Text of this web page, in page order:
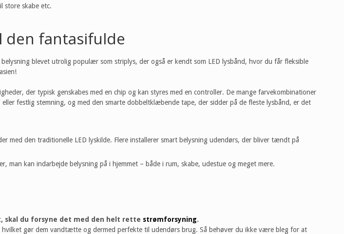
store skabe etc.
den fantasifulde
blevet utrolig populær som striplys, der også er kendt som LED lysbånd, hvor du får fleksible
der typisk genskabes med en chip og kan styres med en controller. De mange farvekombinationer
festlig stemning, og med den smarte dobbeltklæbende tape, der sidder på de fleste lysbånd, er det
med den traditionelle LED lyskilde. Flere installerer smart belysning udendørs, der bliver tændt på
man kan indarbejde belysning på i hjemmet – både i rum, skabe, udestue og meget mere.
skal du forsyne det med den helt rette strømforsyning.
gør dem vandtætte og dermed perfekte til udendørs brug. Så behøver du ikke være bleg for at